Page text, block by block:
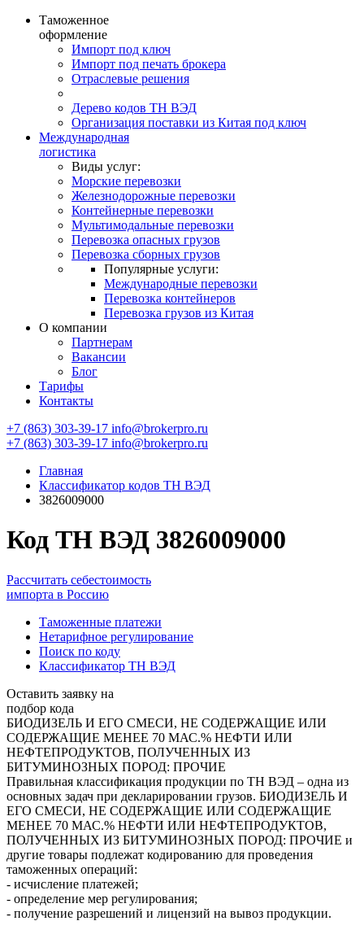
Таможенное
оформление
Импорт под ключ
Импорт под печать брокера
Отраслевые решения
Дерево кодов ТН ВЭД
Организация поставки из Китая под ключ
Международная
логистика
Виды услуг:
Морские перевозки
Железнодорожные перевозки
Контейнерные перевозки
Мультимодальные перевозки
Перевозка опасных грузов
Перевозка сборных грузов
Популярные услуги:
Международные перевозки
Перевозка контейнеров
Перевозка грузов из Китая
О компании
Партнерам
Вакансии
Блог
Тарифы
Контакты
+7 (863) 303-39-17 info@brokerpro.ru
+7 (863) 303-39-17 info@brokerpro.ru
Главная
Классификатор кодов ТН ВЭД
3826009000
Код ТН ВЭД 3826009000
Рассчитать себестоимость
импорта в Россию
Таможенные платежи
Нетарифное регулирование
Поиск по коду
Классификатор ТН ВЭД
Оставить заявку на
подбор кода
БИОДИЗЕЛЬ И ЕГО СМЕСИ, НЕ СОДЕРЖАЩИЕ ИЛИ
СОДЕРЖАЩИЕ МЕНЕЕ 70 МАС.% НЕФТИ ИЛИ
НЕФТЕПРОДУКТОВ, ПОЛУЧЕННЫХ ИЗ
БИТУМИНОЗНЫХ ПОРОД: ПРОЧИЕ
Правильная классификация продукции по ТН ВЭД – одна из
основных задач при декларировании грузов. БИОДИЗЕЛЬ И
ЕГО СМЕСИ, НЕ СОДЕРЖАЩИЕ ИЛИ СОДЕРЖАЩИЕ
МЕНЕЕ 70 МАС.% НЕФТИ ИЛИ НЕФТЕПРОДУКТОВ,
ПОЛУЧЕННЫХ ИЗ БИТУМИНОЗНЫХ ПОРОД: ПРОЧИЕ и
другие товары подлежат кодированию для проведения
таможенных операций:
- исчисление платежей;
- определение мер регулирования;
- получение разрешений и лицензий на вывоз продукции.